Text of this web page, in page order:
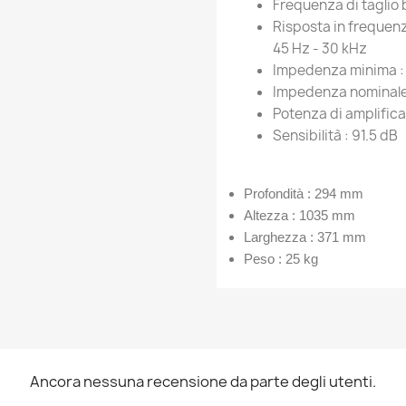
Frequenza di
Risposta in
45 Hz - 30 kHz
Impedenza minima :
Impedenza
Potenza di
Sensibilità : 91.5 dB
Profondità : 294 mm
Altezza : 1035 mm
Larghezza : 371 mm
Peso : 25 kg
Ancora nessuna recensione da parte degli utenti.